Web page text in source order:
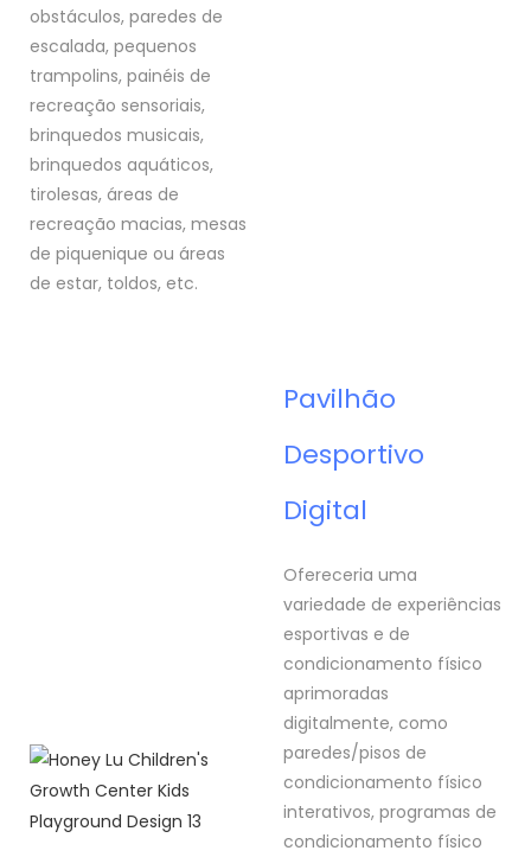
obstáculos, paredes de
escalada, pequenos
trampolins, painéis de
recreação sensoriais,
brinquedos musicais,
brinquedos aquáticos,
tirolesas, áreas de
recreação macias, mesas
de piquenique ou áreas
de estar, toldos, etc.
Pavilhão
Desportivo
Digital
Ofereceria uma
variedade de experiências
esportivas e de
condicionamento físico
aprimoradas
digitalmente, como
paredes/pisos de
condicionamento físico
interativos, programas de
condicionamento físico